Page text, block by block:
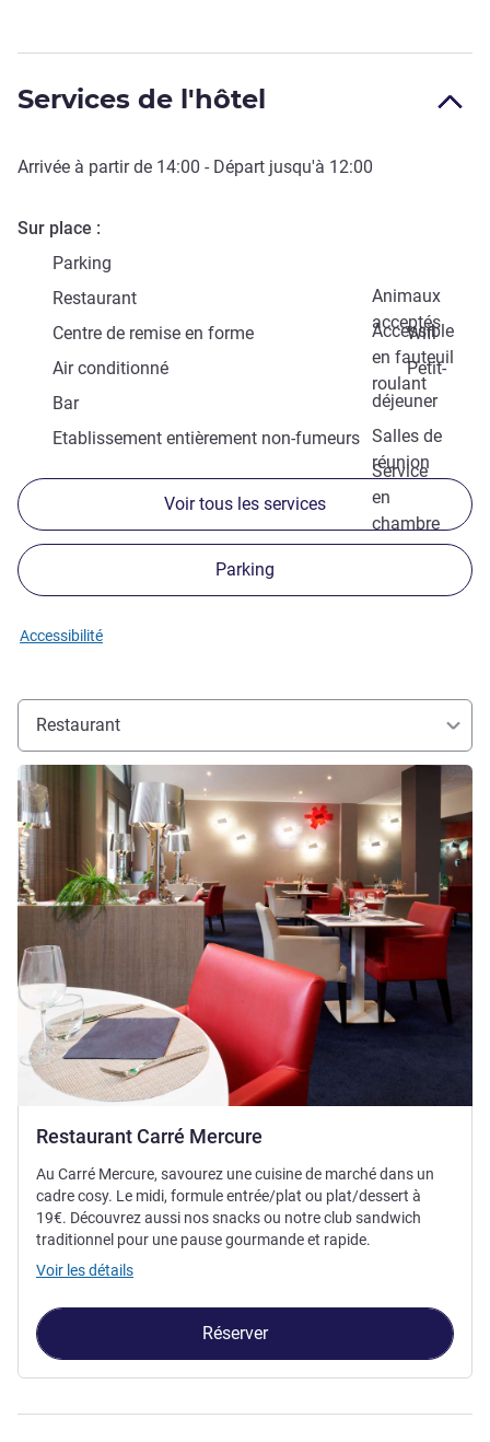
Services de l'hôtel
Arrivée à partir de 14:00 - Départ jusqu'à 12:00
Sur place
Parking
Animaux
acceptés
Restaurant
Accessible
en fauteuil
roulant
Centre de remise en forme
Wifi
Air conditionné
Petit-
déjeuner
Bar
Salles de
réunion
Etablissement entièrement non-fumeurs
Service
en
chambre
Voir tous les services
Parking
Accessibilité
Restaurant
Restaurant Carré Mercure
Voir les détails
Au Carré Mercure, savourez une cuisine de marché dans un
cadre cosy. Le midi, formule entrée/plat ou plat/dessert à
19€. Découvrez aussi nos snacks ou notre club sandwich
traditionnel pour une pause gourmande et rapide.
Voir les détails
Réserver